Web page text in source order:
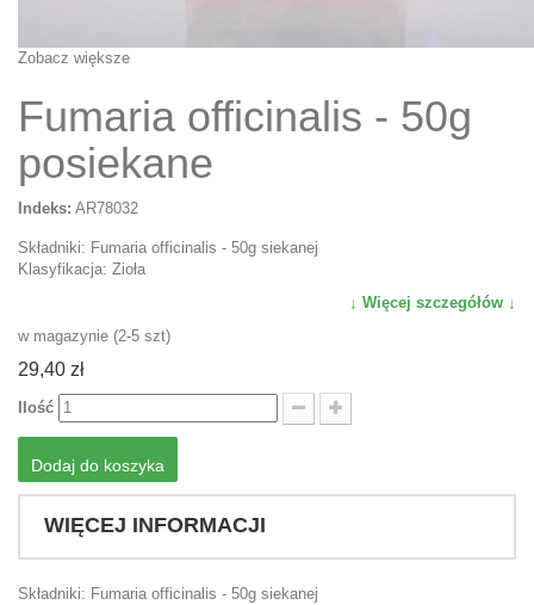
Zobacz większe
Fumaria officinalis - 50g
posiekane
Indeks: AR78032
Składniki: Fumaria officinalis - 50g siekanej
Klasyfikacja: Zioła
↓ Więcej szczegółów ↓
w magazynie (2-5 szt)
29,40 zł
Ilość
Dodaj do koszyka
WIĘCEJ INFORMACJI
Składniki: Fumaria officinalis - 50g siekanej